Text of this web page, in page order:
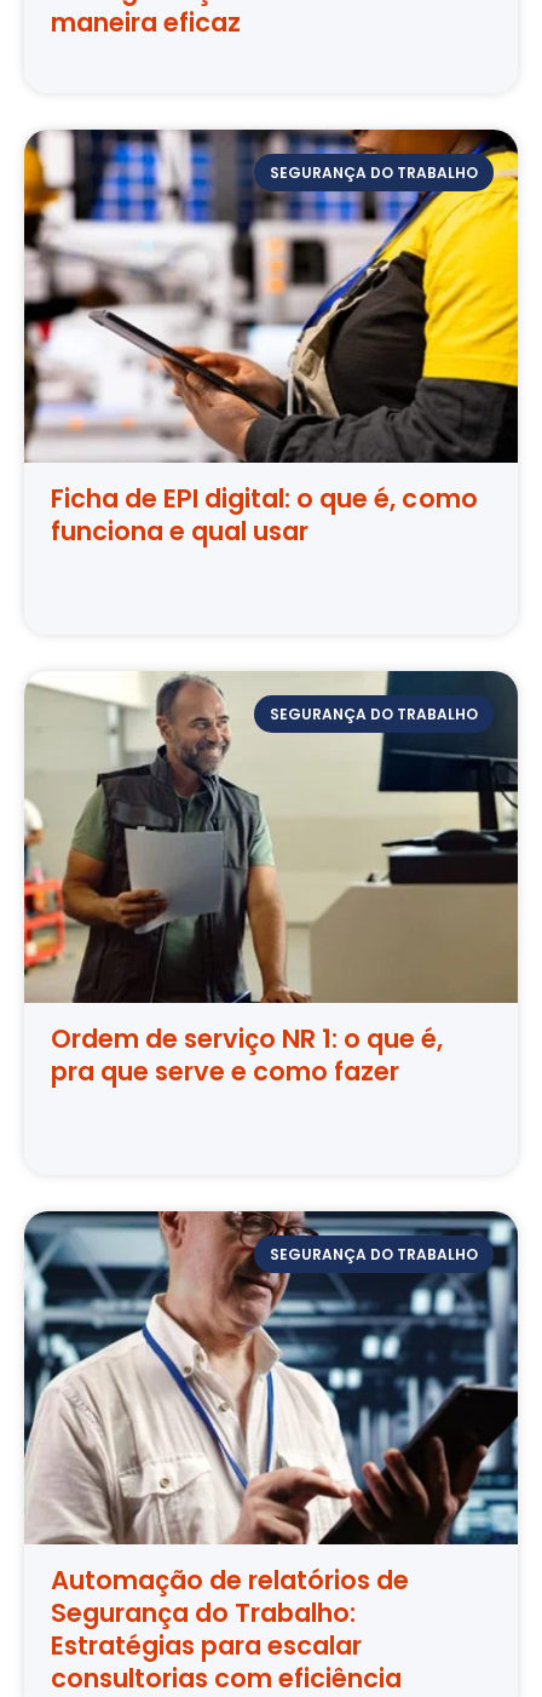
maneira eficaz
SEGURANÇA DO TRABALHO
Ficha de EPI digital: o que é, como
funciona e qual usar
SEGURANÇA DO TRABALHO
Ordem de serviço NR 1: o que é,
pra que serve e como fazer
SEGURANÇA DO TRABALHO
Automação de relatórios de
Segurança do Trabalho:
Estratégias para escalar
consultorias com eficiência